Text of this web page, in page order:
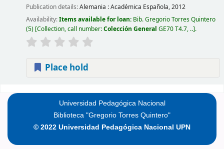
Publication details:Alemania :Académica Española,2012
Availability:Items available for loan: Bib. Gregorio Torres Quintero
(5) Collection, call number:Colección General GE70 T4.7, .. .
Place hold
Universidad Pedagógica Nacional
Biblioteca "Gregorio Torres Quintero"
© 2022 Universidad Pedagógica Nacional UPN